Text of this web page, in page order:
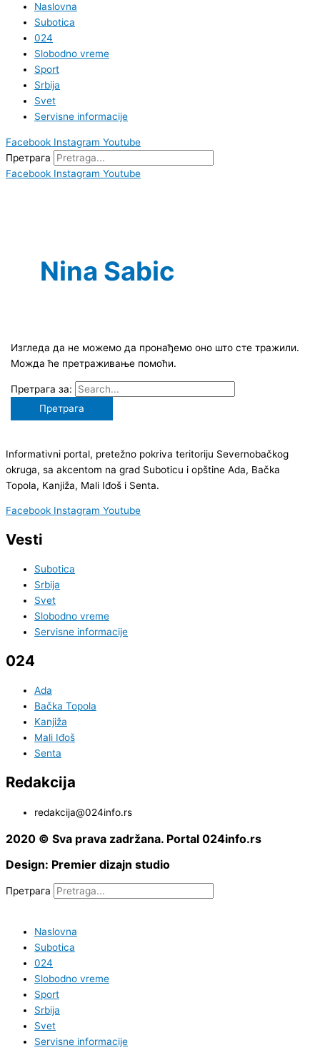
Naslovna
Subotica
024
Slobodno vreme
Sport
Srbija
Svet
Servisne informacije
Facebook Instagram Youtube
Претрага
Facebook Instagram Youtube
Nina Sabic
Изгледа да не можемо да пронађемо оно што сте тражили.
Можда ће претраживање помоћи.
Претрага за:
Informativni portal, pretežno pokriva teritoriju Severnobačkog
okruga, sa akcentom na grad Suboticu i opštine Ada, Bačka
Topola, Kanjiža, Mali Iđoš i Senta.
Facebook Instagram Youtube
Vesti
Subotica
Srbija
Svet
Slobodno vreme
Servisne informacije
024
Ada
Bačka Topola
Kanjiža
Mali Iđoš
Senta
Redakcija
redakcija@024info.rs
2020 © Sva prava zadržana. Portal 024info.rs
Design: Premier dizajn studio
Претрага
Naslovna
Subotica
024
Slobodno vreme
Sport
Srbija
Svet
Servisne informacije